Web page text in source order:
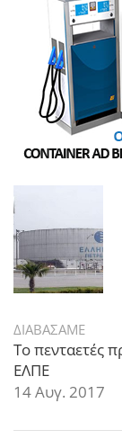
ΔΙΑΒΑΣΑΜΕ
Το πενταετές
ΕΛΠΕ
14 Αυγ. 2017